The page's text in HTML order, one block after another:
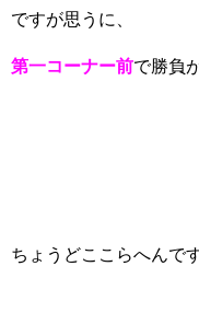
ですが思うに、
第一コーナー前で勝負
ちょうどここらへんです